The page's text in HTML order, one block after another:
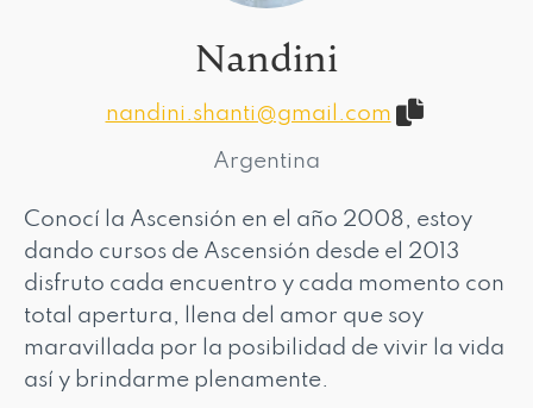
Nandini
nandini.shanti@gmail.com
Argentina
Conocí la Ascensión en el año 2008, estoy
dando cursos de Ascensión desde el 2013
disfruto cada encuentro y cada momento con
total apertura, llena del amor que soy
maravillada por la posibilidad de vivir la vida
así y brindarme plenamente.